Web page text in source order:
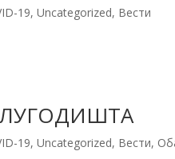
19,Uncategorized, Вести
19,Uncategorized, Вести,